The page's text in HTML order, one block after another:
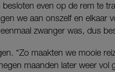
besloten even op de rem te
we aan onszelf en elkaar
zwanger was, dus
“Zo maakten we mooie
maanden later weer vol